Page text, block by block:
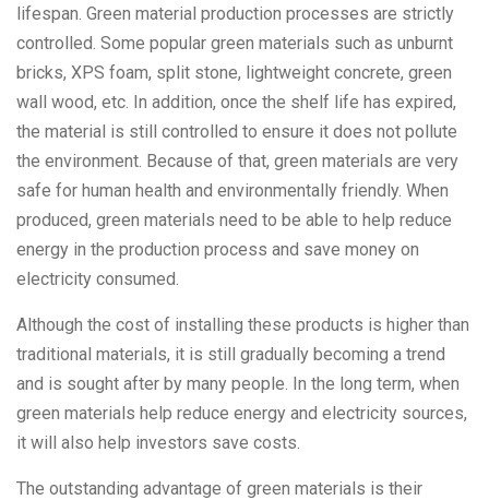
lifespan. Green material production processes are strictly
controlled. Some popular green materials such as unburnt
bricks, XPS foam, split stone, lightweight concrete, green
wall wood, etc. In addition, once the shelf life has expired,
the material is still controlled to ensure it does not pollute
the environment. Because of that, green materials are very
safe for human health and environmentally friendly. When
produced, green materials need to be able to help reduce
energy in the production process and save money on
electricity consumed.
Although the cost of installing these products is higher than
traditional materials, it is still gradually becoming a trend
and is sought after by many people. In the long term, when
green materials help reduce energy and electricity sources,
it will also help investors save costs.
The outstanding advantage of green materials is their